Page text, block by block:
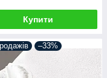
Купити
–33%